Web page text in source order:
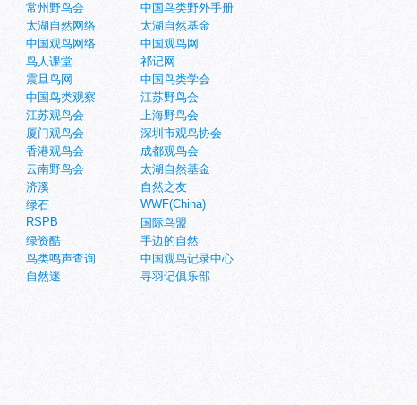
常州野鸟会
中国鸟类野外手册
太湖自然网络
太湖自然基金
中国观鸟网络
中国观鸟网
鸟人课堂
祁记网
震旦鸟网
中国鸟类学会
中国鸟类观察
江苏野鸟会
江苏观鸟会
上海野鸟会
厦门观鸟会
深圳市观鸟协会
香港观鸟会
成都观鸟会
云南野鸟会
太湖自然基金
济溪
自然之友
绿石
WWF(China)
RSPB
国际鸟盟
绿资酷
手边的自然
鸟类鸣声查询
中国观鸟记录中心
自然迷
寻羽记俱乐部